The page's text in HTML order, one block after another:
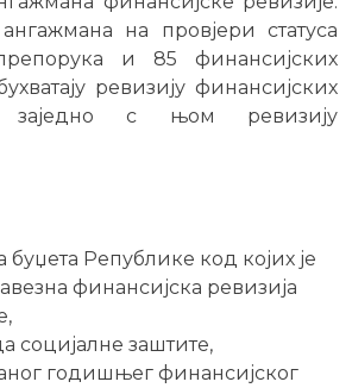
на провјери статуса
и 85 финансијских
ревизију финансијских
заједно с њом ревизију
буџета Републике код којих је
финансијска ревизија
социјалне заштите,
годишњег финансијског